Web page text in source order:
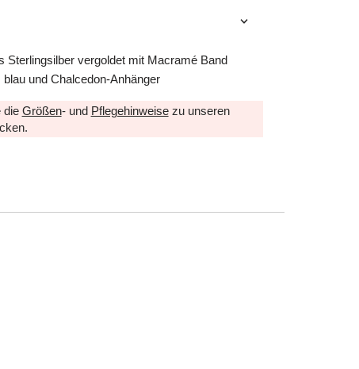
Sterlingsilber vergoldet mit Macramé Band
blau und Chalcedon-Anhänger
die Größen- und Pflegehinweisezu unseren